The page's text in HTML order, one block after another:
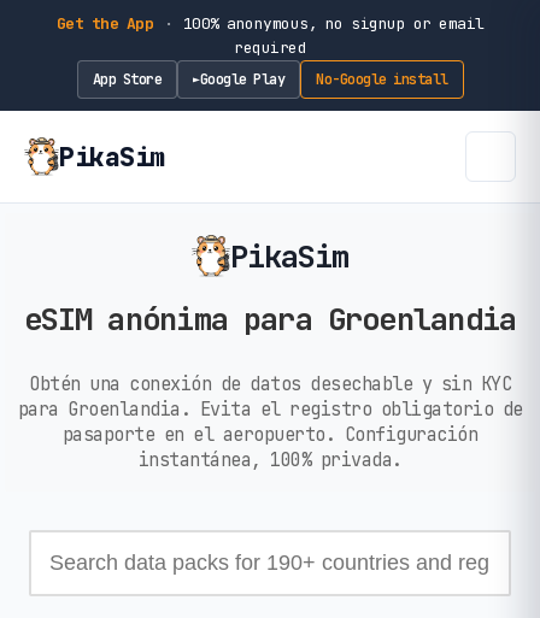
Get the App ·
100% anonymous, no signup or email
required
App Store ►Google Play No-Google install
PikaSim
PikaSim
eSIM anónima para Groenlandia
Obtén una conexión de datos desechable y sin KYC
para Groenlandia. Evita el registro obligatorio de
pasaporte en el aeropuerto. Configuración
instantánea, 100% privada.